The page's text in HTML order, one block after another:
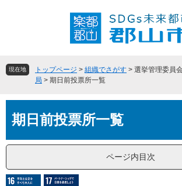
頭
飛
へ
現在地 トップページ > 組織でさがす > 選挙管理委員
局 > 期日前投票所一覧
文期日前投票所一覧
ページ内目次